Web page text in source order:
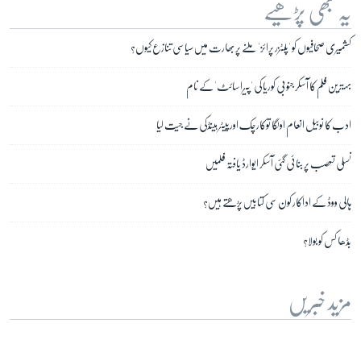
یہ بھی پڑھیے
کشمیری صحافیوں کو 'پلٹزر پرائز' ملنے پر بھارت میں سیاسی تنازع کیوں؟
بہترین فلم کا آسکر جنوبی کوریا کی 'پیراسائٹ' کے نام
ادب کا نوبیل انعام اولگا توکارچک اور پیٹر ہینڈکی نے جیت لیا
نسلی تعصب پر بنائی گئی آسکر ایوارڈ یافتہ فلمیں
ہالی ووڈ کے اداکار کون سی کتابیں پڑھتے ہیں؟
بڈھا کس کو بولا؟
مزید خبریں